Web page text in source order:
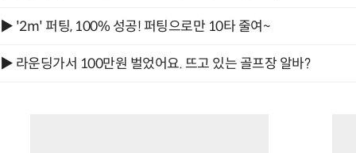
▶ '2m' 퍼팅, 100% 성공! 퍼팅으로만 10타 줄여~
▶ 라운딩가서 100만원 벌었어요. 뜨고 있는 골프장 알바?